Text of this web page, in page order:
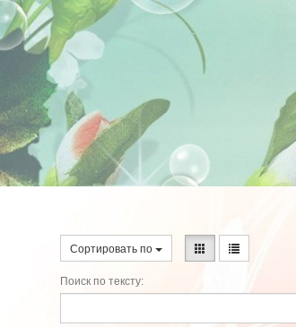
Сортировать по
Поиск по тексту: